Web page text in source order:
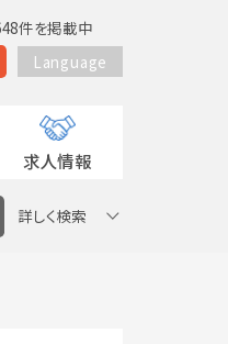
件を掲載中
Language
求人情報
詳しく検索